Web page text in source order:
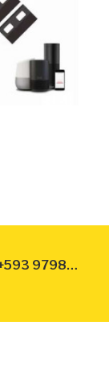
+593 3252 7886, +593 979889789